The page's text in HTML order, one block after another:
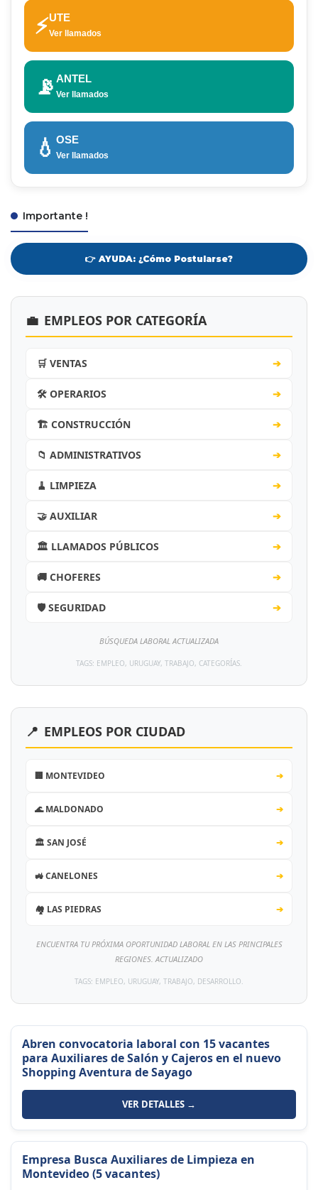
⚡UTE
Ver llamados
📡 ANTEL
Ver llamados
💧 OSE
Ver llamados
Importante !
👉 AYUDA: ¿Cómo Postularse?
💼 EMPLEOS POR CATEGORÍA
🛒 VENTAS ➔
🛠️ OPERARIOS ➔
🏗️ CONSTRUCCIÓN ➔
📁 ADMINISTRATIVOS ➔
🧹 LIMPIEZA ➔
🤝 AUXILIAR ➔
🏛️ LLAMADOS PÚBLICOS ➔
🚚 CHOFERES ➔
🛡️ SEGURIDAD ➔
BÚSQUEDA LABORAL ACTUALIZADA
TAGS: EMPLEO, URUGUAY, TRABAJO, CATEGORÍAS.
📍 EMPLEOS POR CIUDAD
🏢 MONTEVIDEO ➔
🌊 MALDONADO ➔
🏛️ SAN JOSÉ ➔
🚜 CANELONES ➔
🏘️ LAS PIEDRAS ➔
ENCUENTRA TU PRÓXIMA OPORTUNIDAD LABORAL EN LAS PRINCIPALES
REGIONES. ACTUALIZADO
TAGS: EMPLEO, URUGUAY, TRABAJO, DESARROLLO.
Abren convocatoria laboral con 15 vacantes
para Auxiliares de Salón y Cajeros en el nuevo
Shopping Aventura de Sayago
VER DETALLES →
Empresa Busca Auxiliares de Limpieza en
Montevideo (5 vacantes)